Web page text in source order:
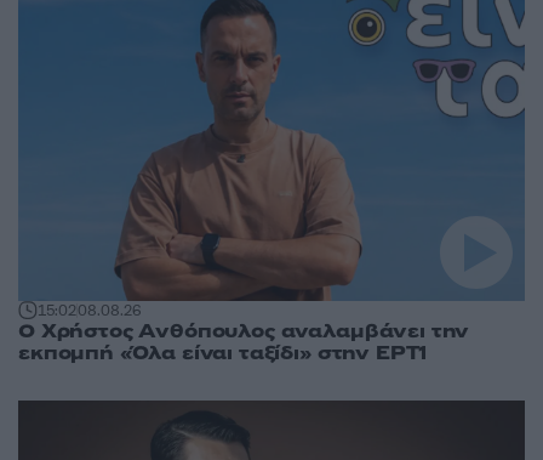
15:0208.08.26
Ο Χρήστος Ανθόπουλος αναλαμβάνει την
εκπομπή «Όλα είναι ταξίδι» στην ΕΡΤ1